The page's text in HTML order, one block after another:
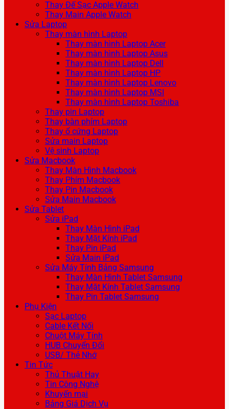
Thay Đế Sạc Apple Watch
Thay Main Apple Watch
Sửa Laptop
Thay màn hình Laptop
Thay màn hình Laptop Acer
Thay màn hình Laptop Asus
Thay màn hình Laptop Dell
Thay màn hình Laptop HP
Thay màn hình Laptop Lenovo
Thay màn hình Laptop MSI
Thay màn hình Laptop Toshiba
Thay pin Laptop
Thay bàn phím Laptop
Thay ổ cứng Laptop
Sửa main Laptop
Vệ sinh Laptop
Sửa Macbook
Thay Màn Hình Macbook
Thay Phím Macbook
Thay Pin Macbook
Sửa Main Macbook
Sửa Tablet
Sửa iPad
Thay Màn Hình iPad
Thay Mặt Kính iPad
Thay Pin iPad
Sửa Main iPad
Sửa Máy Tính Bảng Samsung
Thay Màn Hình Tablet Samsung
Thay Mặt Kính Tablet Samsung
Thay Pin Tablet Samsung
Phụ Kiện
Sạc Laptop
Cable Kết Nối
Chuột Máy Tính
HUB Chuyển Đổi
USB/ Thẻ Nhớ
Tin Tức
Thủ Thuật Hay
Tin Công Nghệ
Khuyến mại
Bảng Giá Dịch Vụ